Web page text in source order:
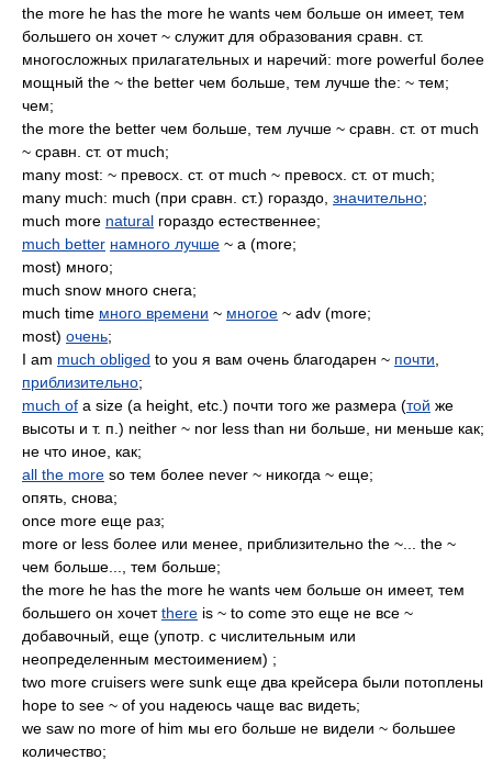
the more he has the more he wants чем больше он имеет, тем
большего он хочет ~ служит для образования сравн. ст.
многосложных прилагательных и наречий: more powerful более
мощный the ~ the better чем больше, тем лучше the: ~ тем;
чем;
the more the better чем больше, тем лучше ~ сравн. ст. от much
~ сравн. ст. от much;
many most: ~ превосх. ст. от much ~ превосх. ст. от much;
many much: much (при сравн. ст.) гораздо, значительно;
much more natural гораздо естественнее;
much better намного лучше ~ a (more;
most) много;
much snow много снега;
much time много времени ~ многое ~ adv (more;
most) очень;
I am much obliged to you я вам очень благодарен ~ почти
приблизительно;
much of a size (a height, etc.) почти того же размера (той же
высоты и т. п.) neither ~ nor less than ни больше, ни меньше как;
не что иное, как;
all the more so тем более never ~ никогда ~ еще;
опять, снова;
once more еще раз;
more or less более или менее, приблизительно the ~... the ~
чем больше..., тем больше;
the more he has the more he wants чем больше он имеет, тем
большего он хочетthere is ~ to come это еще не все ~
добавочный, еще (употр. с числительным или
неопределенным местоимением) ;
two more cruisers were sunk еще два крейсера были потоплены
hope to see ~ of you надеюсь чаще вас видеть;
we saw no more of him мы его больше не видели ~ большее
количество;